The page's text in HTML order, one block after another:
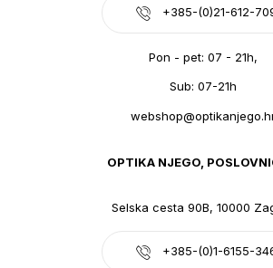
+385-(0)21-612-
Pon - pet: 07 - 21h,
Sub: 07-21h
OPTIKA NJEGO,
Selska cesta 90B, 10000
+385-(0)1-6155-